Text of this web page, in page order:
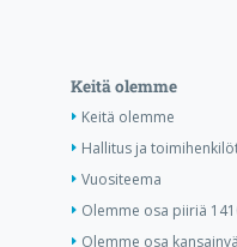
Keitä olemme
Keitä olemme
Hallitus ja
Vuositeema
Olemme osa piiriä
Olemme osa